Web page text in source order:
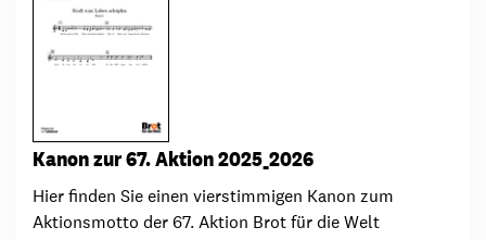
Kanon zur 67. Aktion 2025_2026
Hier finden Sie einen vierstimmigen Kanon zum
Aktionsmotto der 67. Aktion Brot für die Welt